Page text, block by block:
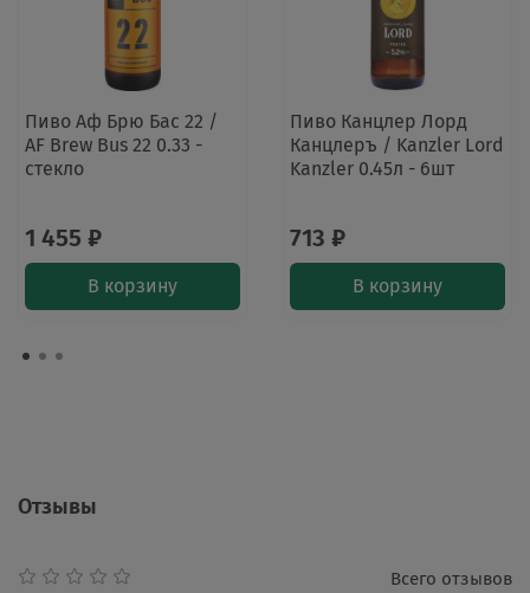
Пиво Аф Брю Бас 22 /
AF Brew Bus 22 0.33 -
стекло
1 455 ₽
В корзину
Пиво Канцлер Лорд
Канцлеръ / Kanzler Lord
Kanzler 0.45л - 6шт
713 ₽
В корзину
Отзывы
Всего отзывов